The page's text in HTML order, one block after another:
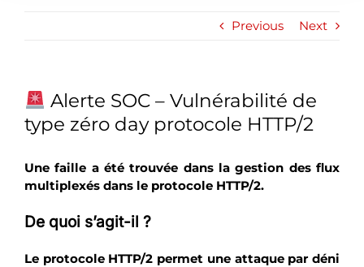
Previous Next
Alerte SOC – Vulnérabilité de
type zéro day protocole HTTP/2
Une faille a été trouvée dans la gestion des flux
multiplexés dans le protocole HTTP/2.
De quoi s’agit-il ?
Le protocole HTTP/2 permet une attaque par déni